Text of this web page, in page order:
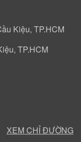
Kiệu, TP.HCM
TP.HCM
XEM CHỈ ĐƯỜNG